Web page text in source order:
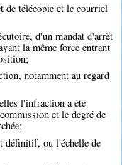
de télécopie et le courriel
d'un mandat d'arrêt
la même force entrant
notamment au regard
l'infraction a été
et le degré de
définitif, ou l'échelle de